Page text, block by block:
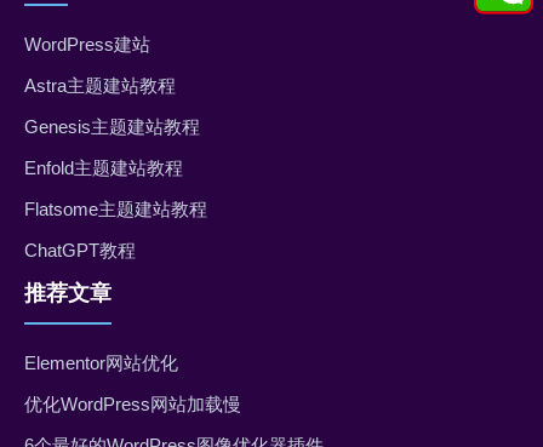
WordPress建站
Astra主题建站教程
Genesis主题建站教程
Enfold主题建站教程
Flatsome主题建站教程
ChatGPT教程
推荐文章
Elementor网站优化
优化WordPress网站加载慢